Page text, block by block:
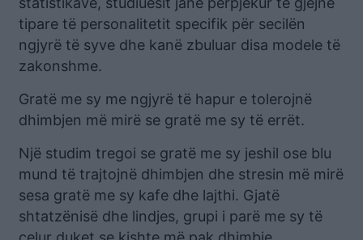
tipare të personalitetit specifik për secilën
ngjyrë të syve dhe kanë zbuluar disa modele të
zakonshme.
Gratë me sy me ngjyrë të hapur e tolerojnë
dhimbjen më mirë se gratë me sy të errët.
Një studim tregoi se gratë me sy jeshil ose blu
mund të trajtojnë dhimbjen dhe stresin më mirë
sesa gratë me sy kafe dhe lajthi. Gjatë
shtatzënisë dhe lindjes, grupi i parë me sy të